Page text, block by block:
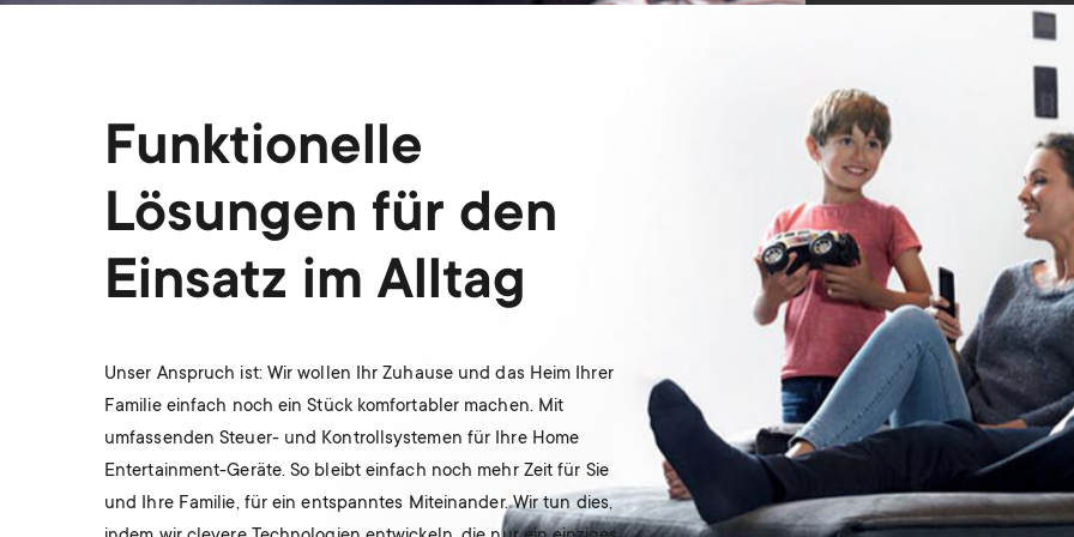
Funktionelle
Lösungen für den
Einsatz im Alltag
Unser Anspruch ist: Wir wollen Ihr Zuhause und das Heim Ihrer
Familie einfach noch ein Stück komfortabler machen. Mit
umfassenden Steuer- und Kontrollsystemen für Ihre Home
Entertainment-Geräte. So bleibt einfach noch mehr Zeit für Sie
und Ihre Familie, für ein entspanntes Miteinander. Wir tun dies,